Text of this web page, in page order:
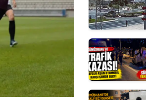
Elazığ
Erzincan
Erzurum
Eskişehir
Gaziantep